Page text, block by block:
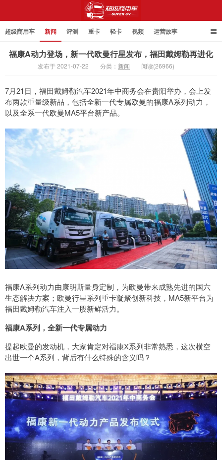
超级商用车 新闻 评测 重卡 轻卡 视频 运营故事
福康A动力登场，新一代欧曼行星发布，福田戴姆勒再进化
发布于 2021-07-22 分类： 新闻 阅读(26966)
​7月21日，福田戴姆勒汽车2021年中商务会在贵阳举办，会上发
布两款重量级新品，包括全新一代专属欧曼的福康A系列动力，
以及全系一代欧曼MA5平台新产品。
福康A系列动力由康明斯量身定制，为欧曼带来成熟先进的国六
生态解决方案；欧曼行星系列重卡凝聚创新科技，MA5新平台为
福田戴姆勒汽车注入一股新鲜活力。
福康A系列，全新一代专属动力
提起欧曼的发动机，大家肯定对福康X系列非常熟悉，这次横空
出世一个A系列，背后有什么特殊的含义吗？